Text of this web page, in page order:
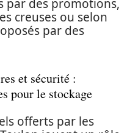
par des promotions,
creuses ou selon
par des
et sécurité :
pour le stockage
offerts par les